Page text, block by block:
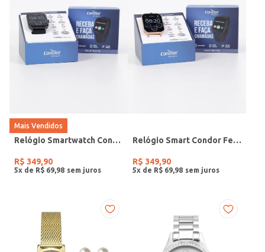
Mais Vendidos
Relógio Smartwatch Condor PRETO
R$ 349,90
5x de R$ 69 98
Relógio Smart Condor Feminino ROSE
R$ 349,90
5x de R$ 69 98